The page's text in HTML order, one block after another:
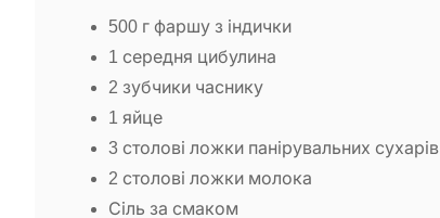
500 г фаршу з індички
1 середня цибулина
2 зубчики часнику
1 яйце
3 столові ложки панірувальних сухарів
2 столові ложки молока
Сіль за смаком